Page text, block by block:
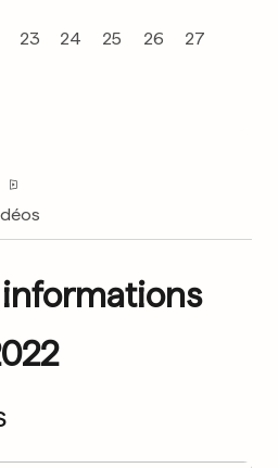
23 24 25 26 27
informations